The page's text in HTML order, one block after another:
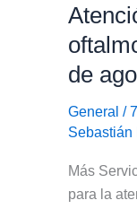
detalló
las
guardias
de
General /
Sebastián
Más
para la